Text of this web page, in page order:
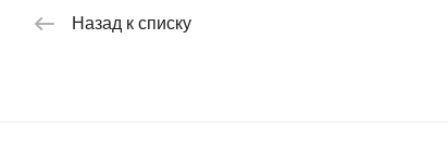
Назад к списку